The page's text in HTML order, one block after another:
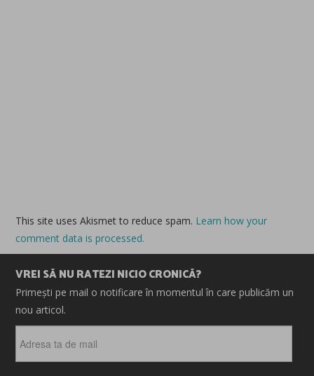
This site uses Akismet to reduce spam. Learn how your
comment data is processed.
VREI SĂ NU RATEZI NICIO CRONICĂ?
Primești pe mail o notificare în momentul în care publicăm un
nou articol.
ta
de